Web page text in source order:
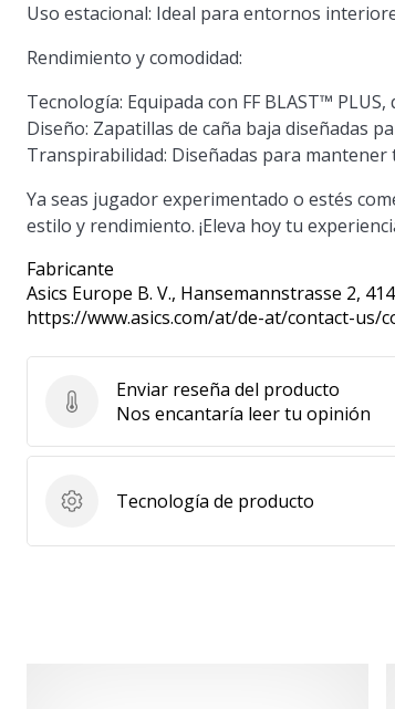
Uso estacional: Ideal para entornos
Rendimiento y comodidad:
Tecnología: Equipada con FF BLAST™
Diseño: Zapatillas de caña baja diseñadas
Transpirabilidad: Diseñadas para
Ya seas jugador experimentado o estés
estilo y rendimiento. ¡Eleva hoy tu
Fabricante
Asics Europe B. V., Hansemannstrasse 2,
https://www.asics.com/at/de-at/contact-us/
Enviar reseña del producto
Enviar reseña del producto
Nos encantaría leer tu opinión
Tecnología de producto
Tecnología de producto